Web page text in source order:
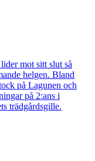
mot sitt slut så
helgen. Bland
på Lagunen och
på 2:ans i
trädgårdsgille.